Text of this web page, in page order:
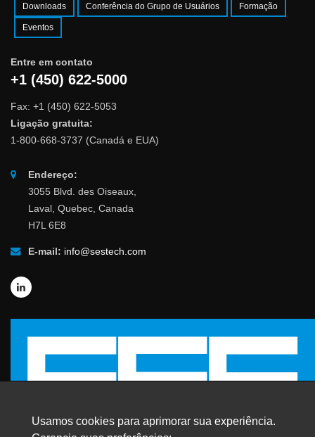
Downloads Conferência do Grupo de Usuários Formação
Eventos
Entre em contato
+1 (450) 622-5000
Fax: +1 (450) 622-5053
Ligação gratuita:
1-800-668-3737 (Canadá e EUA)
Endereço:
3055 Blvd. des Oiseaux,
Laval, Quebec, Canada
H7L 6E8
E-mail: info@sestech.com
Usamos cookies para aprimorar sua experiência.